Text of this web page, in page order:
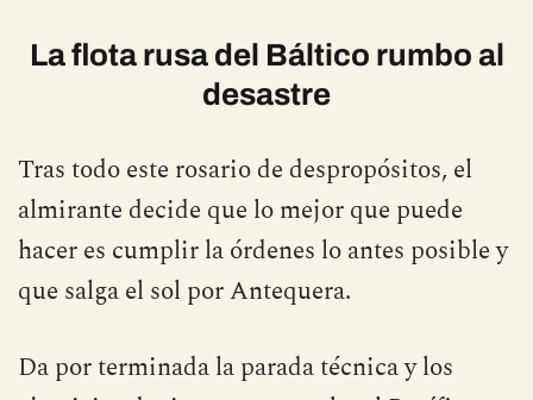
La flota rusa del Báltico rumbo al
desastre
Tras todo este rosario de despropósitos, el
almirante decide que lo mejor que puede
hacer es cumplir la órdenes lo antes posible y
que salga el sol por Antequera.
Da por terminada la parada técnica y los